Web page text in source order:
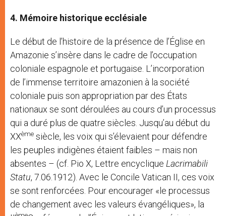
4. Mémoire historique ecclésiale
Le début de l’histoire de la présence de l’Église en
Amazonie s’insère dans le cadre de l’occupation
coloniale espagnole et portugaise. L’incorporation
de l’immense territoire amazonien à la société
coloniale puis son appropriation par des États
nationaux se sont déroulées au cours d’un processus
qui a duré plus de quatre siècles. Jusqu’au début du
XXème siècle, les voix qui s’élevaient pour défendre
les peuples indigènes étaient faibles – mais non
absentes – (cf. Pio X, Lettre encyclique Lacrimabili
Statu, 7.06.1912). Avec le Concile Vatican II, ces voix
se sont renforcées. Pour encourager «le processus
de changement avec les valeurs évangéliques», la